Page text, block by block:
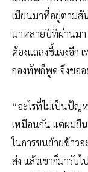
เมียนมาที่อยู่ตามสั
มาหลายปีที่ผ่านมา
ต้องแถลงชี้แจงอีก
กองทัพก็พูด จึงขออ
“อะไรที่ไม่เป็นปัญ
เหมือนกัน แต่ผมยืน
ในการขนย้ายข้าว
ส่ง แล้วเขาก็มารับ